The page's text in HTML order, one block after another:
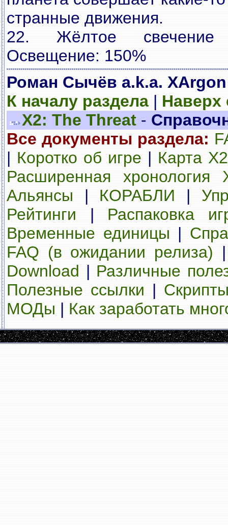
странные движения.
22. Жёлтое свечение
Освещение: 150%
Роман Сычёв a.k.a. XArgon
К началу раздела | Наверх
X2: The Threat -
Все документы раздела:
| Коротко об игре | Карта
Расширенная хронология
Альянсы | КОРАБЛИ |
Рейтинги | Распаковка
Временные единицы |
FAQ (в ожидании релиза)
Download | Различные
Полезные ссылки |
МОДы | Как заработать